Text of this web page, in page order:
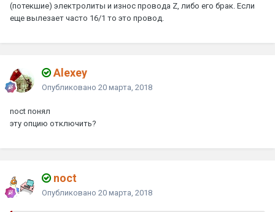
(потекшие) электролиты и износ провода Z, либо его брак. Если
еще вылезает часто 16/1 то это провод.
Alexey
Опубликовано 20 марта, 2018
noct понял
эту опцию отключить?
noct
Опубликовано 20 марта, 2018